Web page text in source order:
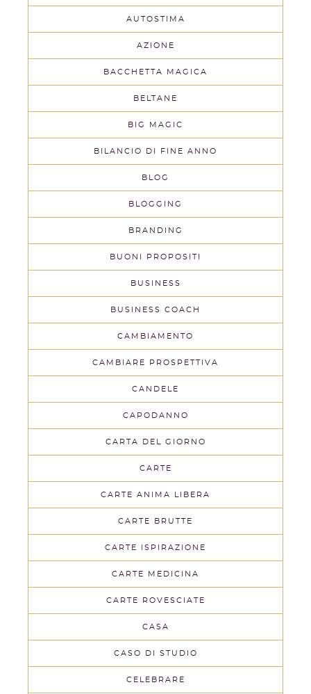
AUTOSTIMA
AZIONE
BACCHETTA MAGICA
BELTANE
BIG MAGIC
BILANCIO DI FINE ANNO
BLOG
BLOGGING
BRANDING
BUONI PROPOSITI
BUSINESS
BUSINESS COACH
CAMBIAMENTO
CAMBIARE PROSPETTIVA
CANDELE
CAPODANNO
CARTA DEL GIORNO
CARTE
CARTE ANIMA LIBERA
CARTE BRUTTE
CARTE ISPIRAZIONE
CARTE MEDICINA
CARTE ROVESCIATE
CASA
CASO DI STUDIO
CELEBRARE